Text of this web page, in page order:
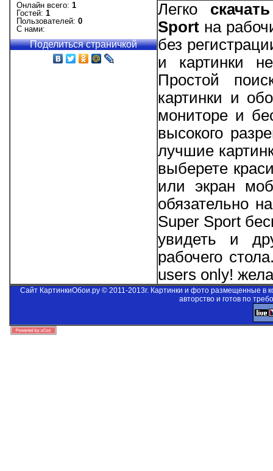
Онлайн всего: 1
Гостей: 1
Пользователей: 0
С нами:
Поделиться страничкой
Легко
Sport на
без
и картинки
Простой
картинки и
мониторе и
высокого
лучшие
выберете
или экран
обязательно
Super Sport
увидеть и
рабочего
users only!
Сайт КартинкиОбои.ру © 2011-2013г. Картинки и фото размещенные в
авторство и готов по